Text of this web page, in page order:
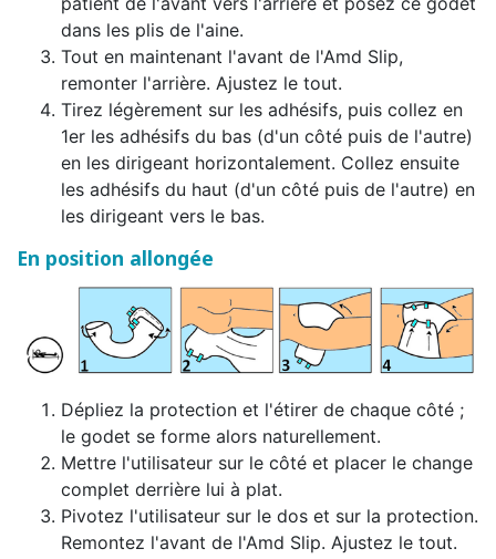
dans les plis de l'aine.
Tout en maintenant l'avant de l'Amd Slip,
remonter l'arrière. Ajustez le tout.
Tirez légèrement sur les adhésifs, puis collez en
1er les adhésifs du bas (d'un côté puis de l'autre)
en les dirigeant horizontalement. Collez ensuite
les adhésifs du haut (d'un côté puis de l'autre) en
les dirigeant vers le bas.
En position allongée
Dépliez la protection et l'étirer de chaque côté ;
le godet se forme alors naturellement.
Mettre l'utilisateur sur le côté et placer le change
complet derrière lui à plat.
Pivotez l'utilisateur sur le dos et sur la protection.
Remontez l'avant de l'Amd Slip. Ajustez le tout.